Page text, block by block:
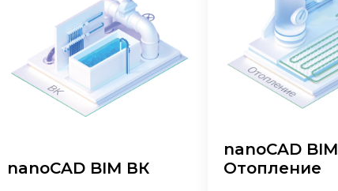
nanoCAD BIM ВК
nanoCAD BIM
Отопление